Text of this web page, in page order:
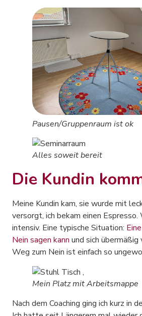
Pausen/Gruppenraum ist ok
Alles soweit bereit
Die Kundin
Meine Kundin kam, sie wurde mit
versorgt, ich bekam einen
intensiv. Eine typische Situation:
Nein sagen kann und sich
Weg zum Nein ist einfach so
Mein Platz mit Arbeitsmappe
Nach dem Coaching ging ich kurz in